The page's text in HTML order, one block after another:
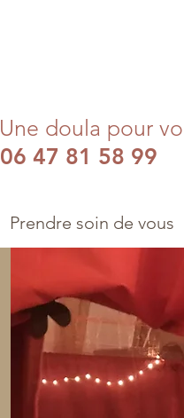
Une doula pour
06 47 81 58 99
Prendre soin de vous